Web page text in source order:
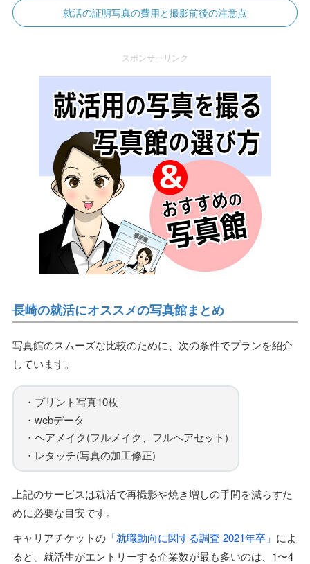
就活の証明写真の費用と撮影前後の注意点
スポンサーリンク
長崎の就活にオススメの写真館まとめ
写真館のスムーズな比較のために、次の条件でプランを紹介
しています。
・プリント写真10枚
・webデータ
・ヘアメイク(フルメイク、フルヘアセット)
・レタッチ(写真の加工修正)
上記のサービスは就活で再撮影や焼き増しの手間を減らすた
めに必要な目安です。
キャリアチケットの 「就職動向に関する調査 2021年卒」 によ
ると、就活生がエントリーする企業数が最も多いのは、1〜4